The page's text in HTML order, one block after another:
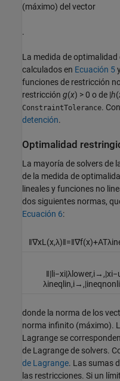
(máximo) del vector
.
La medida de
calculados en Ecuación 5
funciones de restricción
restricción g(x) > 0 o de |h(
ConstraintTolerance.
detención.
Optimalidad
La mayoría de solvers de
de la medida de
lineales y funciones no
dos siguientes normas,
Ecuación 6:
‖∇xL (x,λ)‖=‖∇f(x)+ATλin
‖|li−xi|λlower,i→ ,|xi−
λineqlin,i→ ,|
donde la norma de los
norma infinito (máximo).
Lagrange se
de Lagrange de solvers.
de Lagrange. Las sumas
las restricciones. Si un